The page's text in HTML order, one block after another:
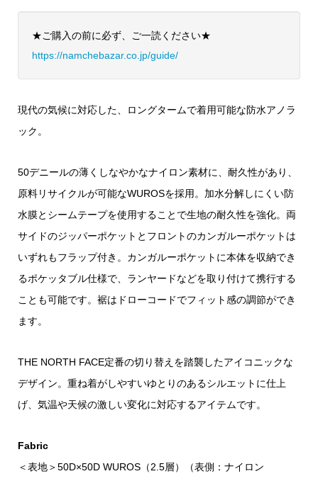
★ご購入の前に必ず、ご一読ください★
https://namchebazar.co.jp/guide/
現代の気候に対応した、ロングタームで着用可能な防水アノラ
ック。
50デニールの薄くしなやかなナイロン素材に、耐久性があり、
原料リサイクルが可能なWUROSを採用。加水分解しにくい防
水膜とシームテープを使用することで生地の耐久性を強化。両
サイドのジッパーポケットとフロントのカンガルーポケットは
いずれもフラップ付き。カンガルーポケットに本体を収納でき
るポケッタブル仕様で、ランヤードなどを取り付けて携行する
ことも可能です。裾はドローコードでフィット感の調節ができ
ます。
THE NORTH FACE定番の切り替えを踏襲したアイコニックな
デザイン。重ね着がしやすいゆとりのあるシルエットに仕上
げ、気温や天候の激しい変化に対応するアイテムです。
Fabric
＜表地＞50D×50D WUROS（2.5層）（表側：ナイロン